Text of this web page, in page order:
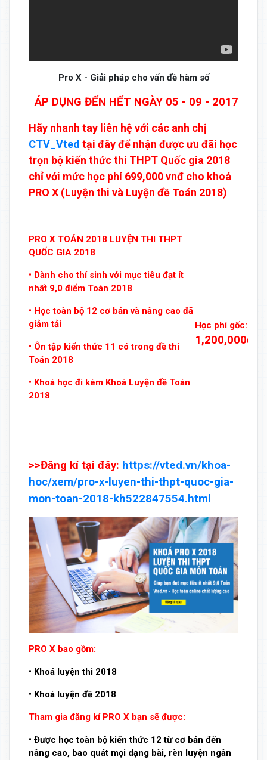
Pro X - Giải pháp cho vấn đề hàm số
ÁP DỤNG ĐẾN HẾT NGÀY 05 - 09 - 2017
Hãy nhanh tay liên hệ với các anh chị
CTV_Vted tại đây để nhận được ưu đãi học
trọn bộ kiến thức thi THPT Quốc gia 2018
chỉ với mức học phí 699,000 vnđ cho khoá
PRO X (Luyện thi và Luyện đề Toán 2018)
PRO X TOÁN 2018 LUYỆN THI THPT
QUỐC GIA 2018
• Dành cho thí sinh với mục tiêu đạt ít
nhất 9,0 điểm Toán 2018
• Học toàn bộ 12 cơ bản và nâng cao đã
giảm tải
• Ôn tập kiến thức 11 có trong đề thi
Toán 2018
• Khoá học đi kèm Khoá Luyện đề Toán
2018
Học phí gốc:
1,200,000đ
>>Đăng kí tại đây: https://vted.vn/khoa-
hoc/xem/pro-x-luyen-thi-thpt-quoc-gia-
mon-toan-2018-kh522847554.html
PRO X bao gồm:
• Khoá luyện thi 2018
• Khoá luyện đề 2018
Tham gia đăng kí PRO X bạn sẽ được:
• Được học toàn bộ kiến thức 12 từ cơ bản đến
nâng cao, bao quát mọi dạng bài, rèn luyện ngân